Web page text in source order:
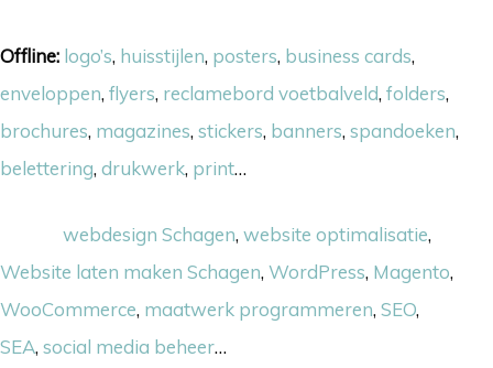
Offline: logo’s, huisstijlen, posters, business cards,
enveloppen, flyers, reclamebord voetbalveld, folders,
brochures, magazines, stickers, banners, spandoeken,
belettering, drukwerk, print…
webdesign Schagen, website optimalisatie,
Website laten maken Schagen, WordPress, Magento,
WooCommerce, maatwerk programmeren, SEO,
SEA, social media beheer…